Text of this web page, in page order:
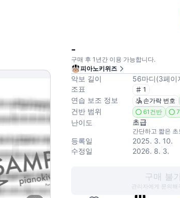
-
구매 후 1년간 이용 가능합니다.
피아노키위즈
악보 길이 56마디(3페이
조표
1
연습 보조 정보 손가락 번호
건반 범위 61건반
난이도 초급
간단하고 짧은
등록일
2025. 3. 10.
수정일
2026. 8. 3.
구매 불
관리자에게 문의해